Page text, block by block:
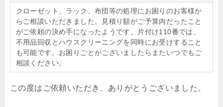
クローゼット、ラック、布団等の処理にお困りのお客様か
らご相談いただきました。見積り額がご予算内だったこと
がご依頼の決め手になったようです。片付け110番では、
不用品回収とハウスクリーニングを同時にお受けすること
も可能です。お困りごとがございましたらまたいつでもご
相談ください。
この度はご依頼いただき、ありがとうございました。